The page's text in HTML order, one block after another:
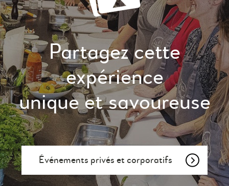
Partagez cette
expérience
unique et savoureuse
Événements privés et corporatifs